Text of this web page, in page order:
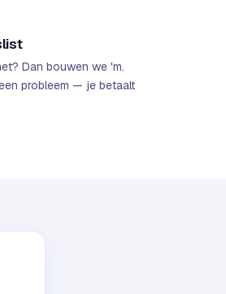
Dan bouwen we 'm.
probleem — je betaalt